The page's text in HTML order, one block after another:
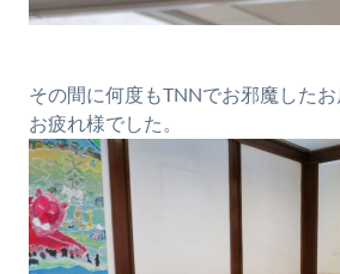
その間に何度もTNNでお邪魔した
お疲れ様でした。